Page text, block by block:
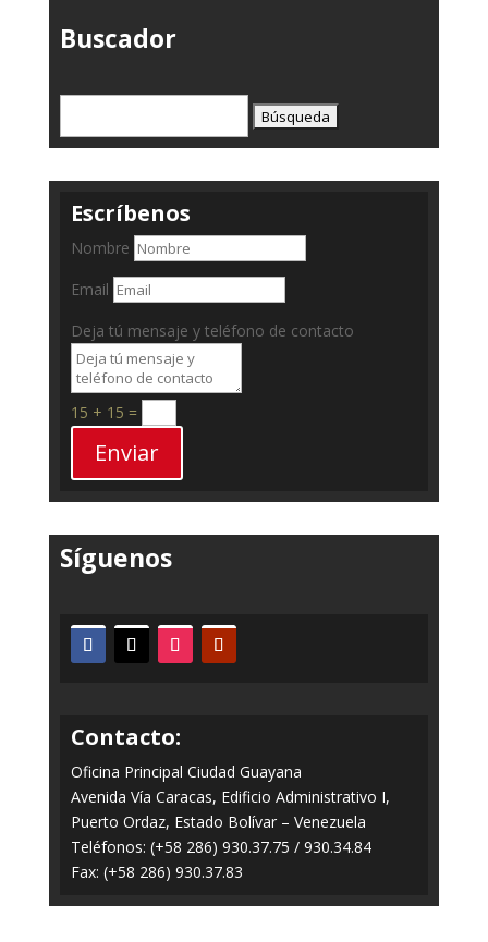
Buscador
Escríbenos
Nombre
Email
Deja tú mensaje y teléfono de contacto
15 + 15 =
Enviar
Síguenos
Contacto:
Oficina Principal Ciudad Guayana
Avenida Vía Caracas, Edificio Administrativo I,
Puerto Ordaz, Estado Bolívar – Venezuela
Teléfonos: (+58 286) 930.37.75 / 930.34.84
Fax: (+58 286) 930.37.83